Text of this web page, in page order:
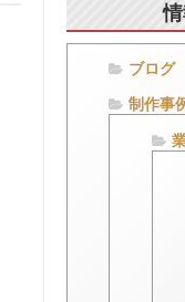
ブログ
制作事